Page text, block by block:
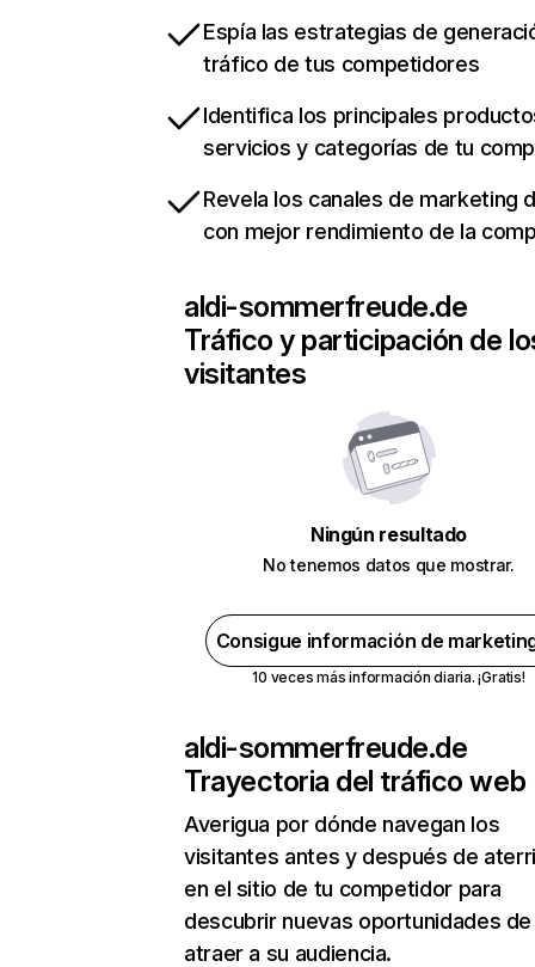
Espía las estrategias de
tráfico de tus competidores
Identifica los principales
servicios y categorías de tu
Revela los canales de marketing
con mejor rendimiento de la
aldi-sommerfreude.de
Tráfico y participación de
visitantes
Ningún resultado
No tenemos datos que mostrar.
Consigue información de
10 veces más información diaria. ¡Gratis!
aldi-sommerfreude.de
Trayectoria del tráfico web
Averigua por dónde navegan los
visitantes antes y después de
en el sitio de tu competidor para
descubrir nuevas oportunidades de
atraer a su audiencia.